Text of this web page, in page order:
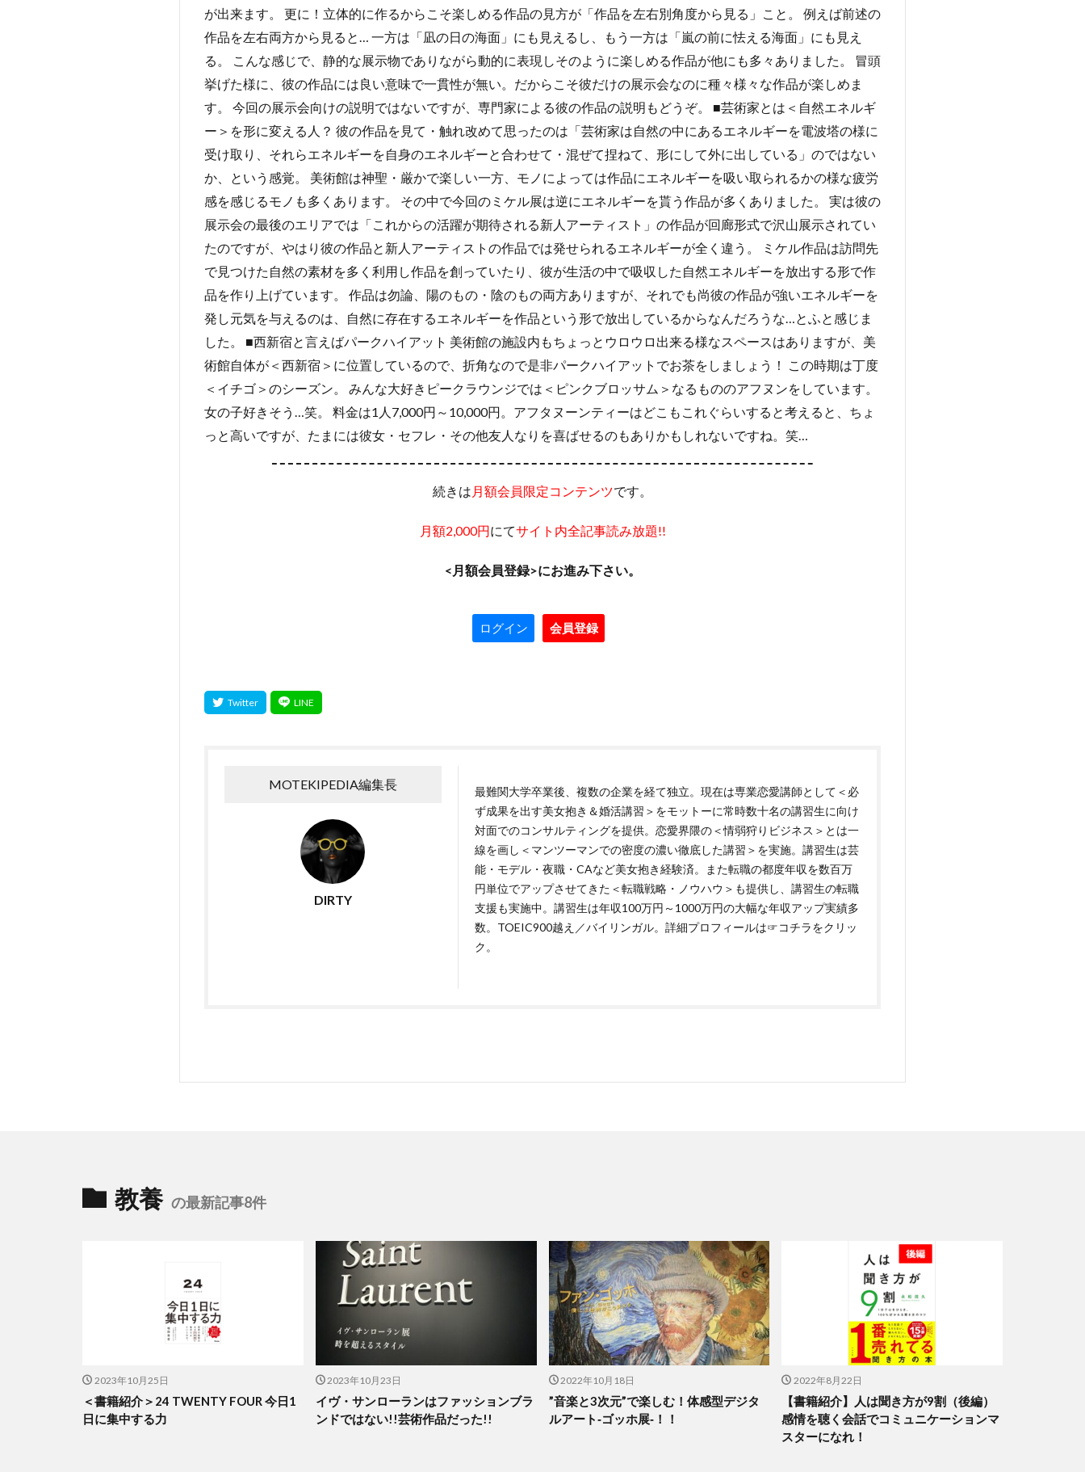
が出来ます。 更に！立体的に作るからこそ楽しめる作品の見方が「作品を左右別角度から見る」こと。 例えば前述の
作品を左右両方から見ると… 一方は「凪の日の海面」にも見えるし、もう一方は「嵐の前に怯える海面」にも見え
る。 こんな感じで、静的な展示物でありながら動的に表現しそのように楽しめる作品が他にも多々ありました。 冒頭
挙げた様に、彼の作品には良い意味で一貫性が無い。だからこそ彼だけの展示会なのに種々様々な作品が楽しめま
す。 今回の展示会向けの説明ではないですが、専門家による彼の作品の説明もどうぞ。 ■芸術家とは＜自然エネルギ
ー＞を形に変える人？ 彼の作品を見て・触れ改めて思ったのは「芸術家は自然の中にあるエネルギーを電波塔の様に
受け取り、それらエネルギーを自身のエネルギーと合わせて・混ぜて捏ねて、形にして外に出している」のではない
か、という感覚。 美術館は神聖・厳かで楽しい一方、モノによっては作品にエネルギーを吸い取られるかの様な疲労
感を感じるモノも多くあります。 その中で今回のミケル展は逆にエネルギーを貰う作品が多くありました。 実は彼の
展示会の最後のエリアでは「これからの活躍が期待される新人アーティスト」の作品が回廊形式で沢山展示されてい
たのですが、やはり彼の作品と新人アーティストの作品では発せられるエネルギーが全く違う。 ミケル作品は訪問先
で見つけた自然の素材を多く利用し作品を創っていたり、彼が生活の中で吸収した自然エネルギーを放出する形で作
品を作り上げています。 作品は勿論、陽のもの・陰のもの両方ありますが、それでも尚彼の作品が強いエネルギーを
発し元気を与えるのは、自然に存在するエネルギーを作品という形で放出しているからなんだろうな…とふと感じま
した。 ■西新宿と言えばパークハイアット 美術館の施設内もちょっとウロウロ出来る様なスペースはありますが、美
術館自体が＜西新宿＞に位置しているので、折角なので是非パークハイアットでお茶をしましょう！ この時期は丁度
＜イチゴ＞のシーズン。 みんな大好きピークラウンジでは＜ピンクブロッサム＞なるもののアフヌンをしています。
女の子好きそう…笑。 料金は1人7,000円～10,000円。アフタヌーンティーはどこもこれぐらいすると考えると、ちょ
っと高いですが、たまには彼女・セフレ・その他友人なりを喜ばせるのもありかもしれないですね。笑…
続きは 月額会員限定コンテンツです。
月額2,000円 にてサイト内全記事読み放題!!
<月額会員登録>にお進み下さい。
ログイン 会員登録
MOTEKIPEDIA編集長
DIRTY
最難関大学卒業後、複数の企業を経て独立。現在は専業恋愛講師として＜必
ず成果を出す美女抱き＆婚活講習＞をモットーに常時数十名の講習生に向け
対面でのコンサルティングを提供。恋愛界隈の＜情弱狩りビジネス＞とは一
線を画し＜マンツーマンでの密度の濃い徹底した講習＞を実施。講習生は芸
能・モデル・夜職・CAなど美女抱き経験済。また転職の都度年収を数百万
円単位でアップさせてきた＜転職戦略・ノウハウ＞も提供し、講習生の転職
支援も実施中。講習生は年収100万円～1000万円の大幅な年収アップ実績多
数。TOEIC900越え／バイリンガル。詳細プロフィールは☞コチラをクリッ
ク 。
教養 の最新記事8件
2023年10月25日
＜書籍紹介＞24 TWENTY FOUR 今日1
日に集中する力
2023年10月23日
イヴ・サンローランはファッションブラ
ンドではない!!芸術作品だった!!
2022年10月18日
”音楽と3次元”で楽しむ！体感型デジタ
ルアート‐ゴッホ展‐！！
2022年8月22日
【書籍紹介】人は聞き方が9割（後編）
感情を聴く会話でコミュニケーションマ
スターになれ！